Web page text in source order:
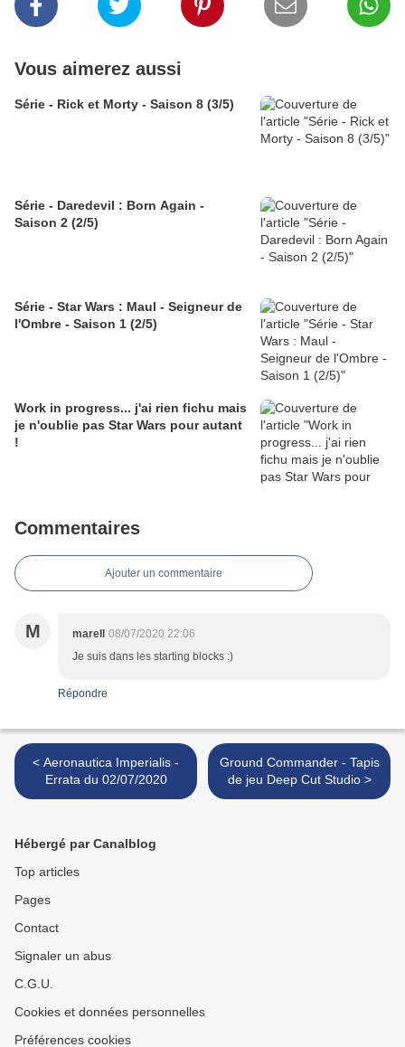
Vous aimerez aussi
Série - Rick et Morty - Saison 8 (3/5)
Série - Daredevil : Born Again -
Saison 2 (2/5)
Série - Star Wars : Maul - Seigneur de
l'Ombre - Saison 1 (2/5)
Work in progress... j'ai rien fichu mais
je n'oublie pas Star Wars pour autant
!
Commentaires
Ajouter un commentaire
M marell
08/07/2020 22:06
Je suis dans les starting blocks :)
Répondre
< Aeronautica Imperialis -
Errata du 02/07/2020
Ground Commander - Tapis
de jeu Deep Cut Studio >
Hébergé par Canalblog
Top articles
Pages
Contact
Signaler un abus
C.G.U.
Cookies et données personnelles
Préférences cookies